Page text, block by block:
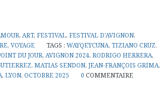
,ART,FESTIVAL,FESTIVAL D'AVIGNON,
, VOYAGE TAGS : WAYQEYCUNA, TIZIANO CRUZ,
DU JOUR, AVIGNON 2024, RODRIGO HERRERA,
, MATIAS SENDON, JEAN-FRANÇOIS GRIMA,
, LYON, OCTOBRE 2025 0 COMMENTAIRE